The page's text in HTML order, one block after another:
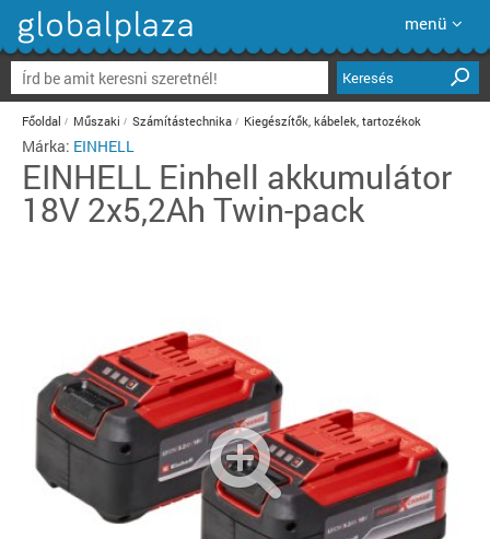
menü
Keresés
Főoldal Műszaki Számítástechnika Kiegészítők, kábelek, tartozékok
Márka: EINHELL
EINHELL Einhell akkumulátor
18V 2x5,2Ah Twin-pack